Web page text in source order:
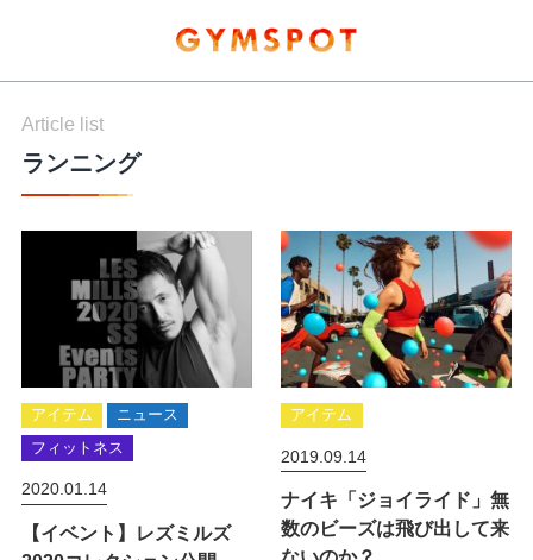
Article list
ランニング
アイテム
ニュース
フィットネス
2020.01.14
【イベント】レズミルズ
アイテム
2019.09.14
ナイキ「ジョイライド」無
数のビーズは飛び出して来